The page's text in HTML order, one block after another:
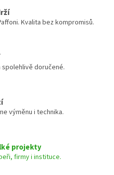
Kvalita bez kompromisů.
doručené.
výměnu i technika.
projekty
firmy i instituce.